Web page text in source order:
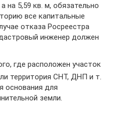
на 5,59 кв. м, обязательно
все капитальные
отказа Росреестра
инженер должен
где расположен участок
территория СНТ, ДНП и т.
основания для
земли.